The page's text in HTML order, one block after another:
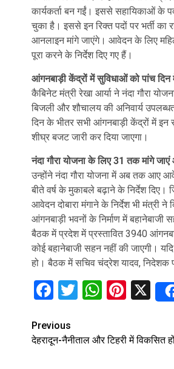
कार्यकर्ता बन गईं। इससे सहायिकाओं के
चुका है। इससे इन रिक्त पदों पर भर्ती का
आनलाइन मांगे जाएंगे। आवेदन के लिए
पूरा करने के निर्देश दिए गए हैं।
आंगनबाड़ी केंद्रों में सुविधाओं को पांच दिन
कैबिनेट मंत्री रेखा आर्या ने नंदा गौरा
बिजली और शौचालय की अनिवार्य
दिन के भीतर सभी आंगनबाड़ी केंद्रों में
शीघ्र बजट जारी कर दिया जाएगा।
नंदा गौरा योजना के लिए 31 तक मांगे
उन्होंने नंदा गौरा योजना में अब तक आए
बीते वर्ष के मुकाबले बढ़ाने के निर्देश
आवेदन दोबारा मंगाने के निर्देश भी मंत्री ने
आंगनबाड़ी भवनों के निर्माण में बहानेबाजी
बैठक में प्रदेश में प्रस्तावित 3940
कोई बहानेबाजी सहन नहीं की जाएगी।
हो। बैठक में सचिव चंद्रेश यादव, निदेशक
Facebook
Twitter X
Continue
Reading
Previous
देहरादून-नैनीताल और ट‍िहरी में व‍िकस‍ित